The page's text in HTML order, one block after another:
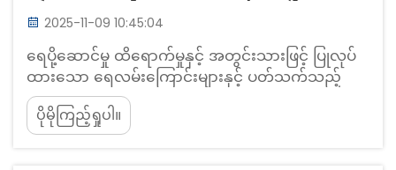
2025-11-09 10:45:04
ရေပို့ဆောင်မှု ထိရောက်မှုနှင့် အတွင်းသားဖြင့် ပြုလုပ်
ထားသော ရေလမ်းကြောင်းများနှင့် ပတ်သက်သည့်
ရေစိမ့်ဝင်မှုဆုံးရှုံးမှုပြဿနာကို နားလည်ခြင်း - မြေ
သားရေလမ်းကြောင်းများတွင် ရေစိမ့်ဝင်မှုဆုံးရှုံးမှု
ဖြစ်ပွားမှု၏ အဖြစ်များမှု - အတွင်းသားမပါသော မြေ
ပိုမိုကြည့်ရှုပါ။